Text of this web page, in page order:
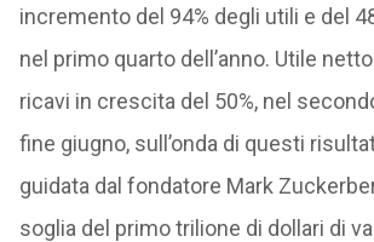
incremento del 94% degli utili e del
nel primo quarto dell’anno. Utile
ricavi in crescita del 50%, nel
fine giugno, sull’onda di questi
guidata dal fondatore Mark
soglia del primo trilione di dollari di